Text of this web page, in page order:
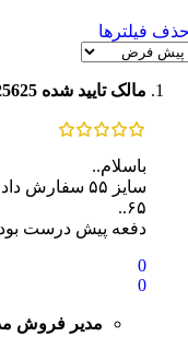
فیلترها
مالک تایید شده
باسلام..
۶۵..
دفعه پیش درست
0
0
مدیر فروش